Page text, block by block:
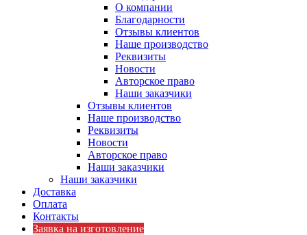
О компании
Благодарности
Отзывы клиентов
Наше производство
Реквизиты
Новости
Авторское право
Наши заказчики
Отзывы клиентов
Наше производство
Реквизиты
Новости
Авторское право
Наши заказчики
Наши заказчики
Доставка
Оплата
Контакты
Заявка на изготовление